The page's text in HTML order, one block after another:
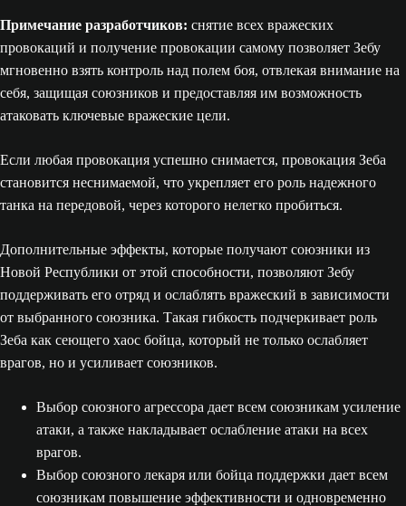
Примечание разработчиков: снятие всех вражеских
провокаций и получение провокации самому позволяет Зебу
мгновенно взять контроль над полем боя, отвлекая внимание на
себя, защищая союзников и предоставляя им возможность
атаковать ключевые вражеские цели.
Если любая провокация успешно снимается, провокация Зеба
становится неснимаемой, что укрепляет его роль надежного
танка на передовой, через которого нелегко пробиться.
Дополнительные эффекты, которые получают союзники из
Новой Республики от этой способности, позволяют Зебу
поддерживать его отряд и ослаблять вражеский в зависимости
от выбранного союзника. Такая гибкость подчеркивает роль
Зеба как сеющего хаос бойца, который не только ослабляет
врагов, но и усиливает союзников.
Выбор союзного агрессора дает всем союзникам усиление
атаки, а также накладывает ослабление атаки на всех
врагов.
Выбор союзного лекаря или бойца поддержки дает всем
союзникам повышение эффективности и одновременно